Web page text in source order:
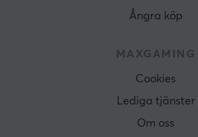
Ångra köp
MAXGAMING
Cookies
Lediga tjänster
Om oss